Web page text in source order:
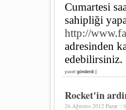
Cumartesi
sahipliği
http://
adresinden
edebilirsiniz.
yuxel gönderdi |
Rocket'in
26.Ağustos.2012 Pazar ::